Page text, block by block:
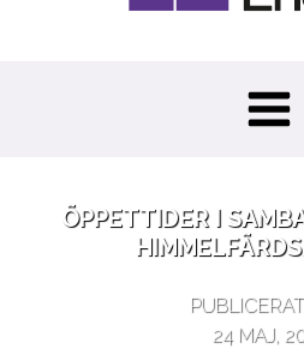
ÖPPETTIDER I
24 MAJ,